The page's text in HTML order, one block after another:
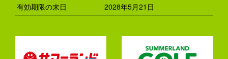
有効期限の末日
2028年5月21日